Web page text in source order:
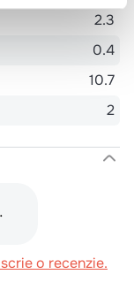
2.3
0.4
10.7
2
o recenzie.